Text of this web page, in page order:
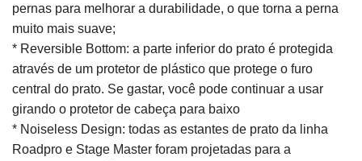
pernas para melhorar a durabilidade, o que torna a perna
muito mais suave;
* Reversible Bottom: a parte inferior do prato é protegida
através de um protetor de plástico que protege o furo
central do prato. Se gastar, você pode continuar a usar
girando o protetor de cabeça para baixo
* Noiseless Design: todas as estantes de prato da linha
Roadpro e Stage Master foram projetadas para a